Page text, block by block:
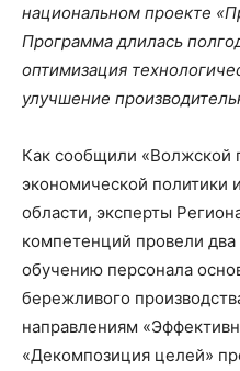
национальном проекте
Программа длилась
оптимизация
улучшение
Как сообщили «Волжской
экономической политики
области, эксперты
компетенций провели
обучению персонала
бережливого
направлениям
«Декомпозиция целей»